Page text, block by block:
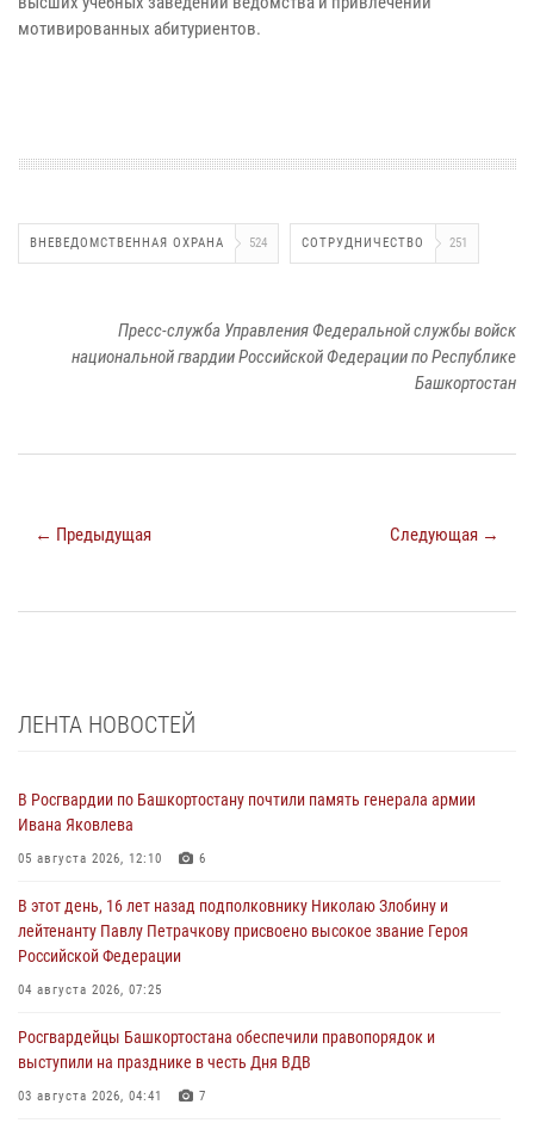
мотивированных абитуриентов.
ВНЕВЕДОМСТВЕННАЯ ОХРАНА 524 СОТРУДНИЧЕСТВО 251
Пресс-служба Управления Федеральной службы войск
национальной гвардии Российской Федерации по Республике
Башкортостан
← Предыдущая Следующая →
ЛЕНТА НОВОСТЕЙ
В Росгвардии по Башкортостану почтили память генерала армии
Ивана Яковлева
05 августа 2026, 12:10 6
В этот день, 16 лет назад подполковнику Николаю Злобину и
лейтенанту Павлу Петрачкову присвоено высокое звание Героя
Российской Федерации
04 августа 2026, 07:25
Росгвардейцы Башкортостана обеспечили правопорядок и
выступили на празднике в честь Дня ВДВ
03 августа 2026, 04:41 7